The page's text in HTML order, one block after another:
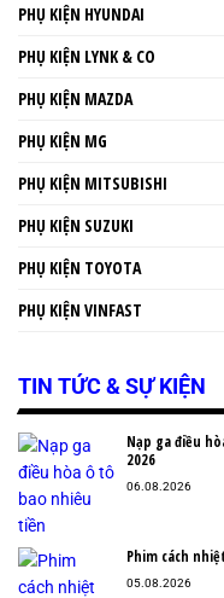
PHỤ KIỆN HYUNDAI
PHỤ KIỆN LYNK & CO
PHỤ KIỆN MAZDA
PHỤ KIỆN MG
PHỤ KIỆN MITSUBISHI
PHỤ KIỆN SUZUKI
PHỤ KIỆN TOYOTA
PHỤ KIỆN VINFAST
TIN TỨC & SỰ KIỆN
Nạp ga điều
2026
06.08.2026
Phim cách
05.08.2026